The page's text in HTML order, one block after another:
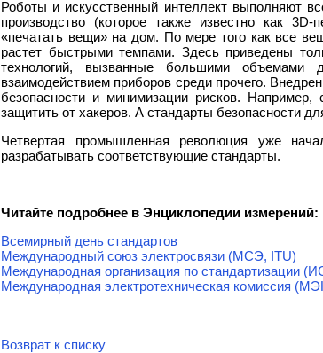
Роботы и искусственный интеллект выполняют
производство (которое также известно как
«печатать вещи» на дом. По мере того как все
растет быстрыми темпами. Здесь приведены
технологий, вызванные большими объемами
взаимодействием приборов среди прочего.
безопасности и минимизации рисков.
защитить от хакеров. А стандарты безопасности
Четвертая промышленная революция уже
разрабатывать соответствующие стандарты.
Читайте подробнее в Энциклопедии измерений:
Всемирный день стандартов
Международный союз электросвязи (МСЭ, ITU)
Международная организация по стандартизации
Международная электротехническая комиссия
Возврат к списку